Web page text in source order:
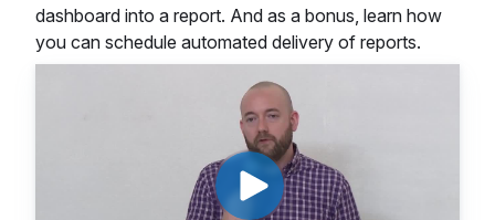
dashboard into a report. And as a bonus, learn how
you can schedule automated delivery of reports.